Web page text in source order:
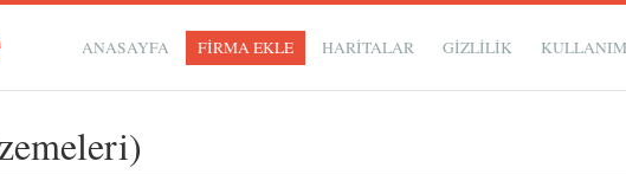
ANASAYFA FİRMA EKLE HARİTALAR GIZLILIK